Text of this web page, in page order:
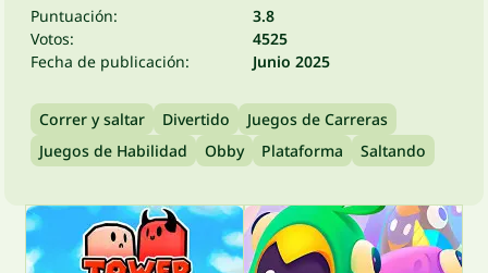
Puntuación:
3.8
Votos:
4525
Fecha de publicación:
Junio 2025
Correr y saltar Divertido
Juegos de Carreras
Juegos de Habilidad
Obby Plataforma Saltando